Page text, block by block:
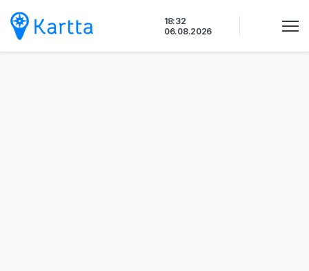
sisältöön
18:32
06.08.2026